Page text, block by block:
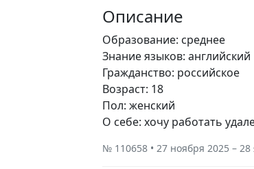
Описание
Образование: среднее
Знание языков: английский
Гражданство: российское
Возраст: 18
Пол: женский
О себе: хочу работать
№ 110658 • 27 ноября 2025 –